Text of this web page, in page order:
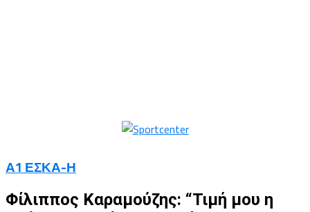
Α1 ΕΣΚΑ-Η
Φίλιππος Καραμούζης: “Τιμή μου η